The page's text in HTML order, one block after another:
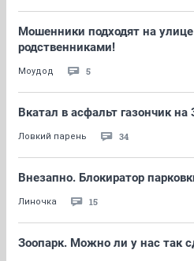
Мошенники подходят на
родственниками!
Моудод 5
Вкатал в асфальт газончик
Ловкий парень 34
Внезапно. Блокиратор
Линочка 15
Зоопарк. Можно ли у нас так